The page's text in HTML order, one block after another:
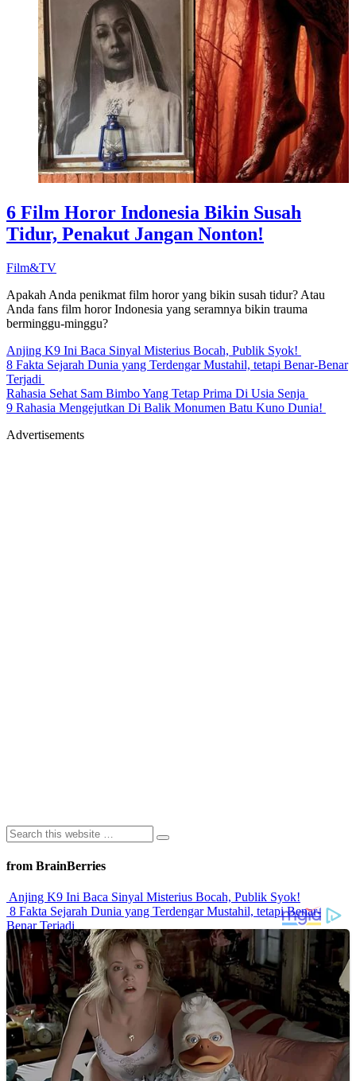
6 Film Horor Indonesia Bikin Susah
Tidur, Penakut Jangan Nonton!
Film&TV
Apakah Anda penikmat film horor yang bikin susah tidur? Atau
Anda fans film horor Indonesia yang seramnya bikin trauma
berminggu-minggu?
Anjing K9 Ini Baca Sinyal Misterius Bocah, Publik Syok!
8 Fakta Sejarah Dunia yang Terdengar Mustahil, tetapi Benar-Benar
Terjadi
Rahasia Sehat Sam Bimbo Yang Tetap Prima Di Usia Senja
9 Rahasia Mengejutkan Di Balik Monumen Batu Kuno Dunia!
Advertisements
from BrainBerries
Anjing K9 Ini Baca Sinyal Misterius Bocah, Publik Syok!
8 Fakta Sejarah Dunia yang Terdengar Mustahil, tetapi Benar-
Benar Terjadi
Rahasia Sehat Sam Bimbo Yang Tetap Prima Di Usia Senja
9 Rahasia Mengejutkan Di Balik Monumen Batu Kuno Dunia!
Inilah Cara Mendeteksi Kebohongan Lewat Gerakan Bibir!
Advertisements